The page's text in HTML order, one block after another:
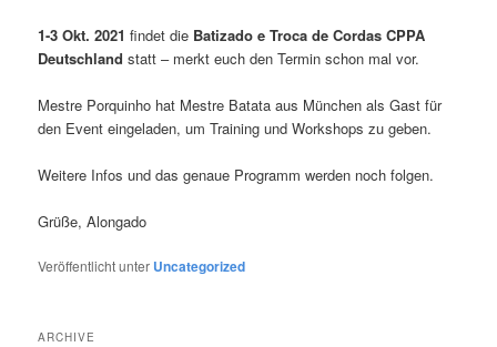
1-3 Okt. 2021 findet die Batizado e Troca de Cordas CPPA
Deutschland statt – merkt euch den Termin schon mal vor.
Mestre Porquinho hat Mestre Batata aus München als Gast für
den Event eingeladen, um Training und Workshops zu geben.
Weitere Infos und das genaue Programm werden noch folgen.
Grüße, Alongado
Veröffentlicht unter Uncategorized
ARCHIVE